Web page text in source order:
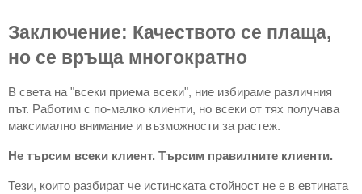
Заключение: Качеството се плаща,
но се връща многократно
В света на "всеки приема всеки", ние избираме различния
път. Работим с по-малко клиенти, но всеки от тях получава
максимално внимание и възможности за растеж.
Не търсим всеки клиент. Търсим правилните клиенти.
Тези, които разбират че истинската стойност не е в евтината